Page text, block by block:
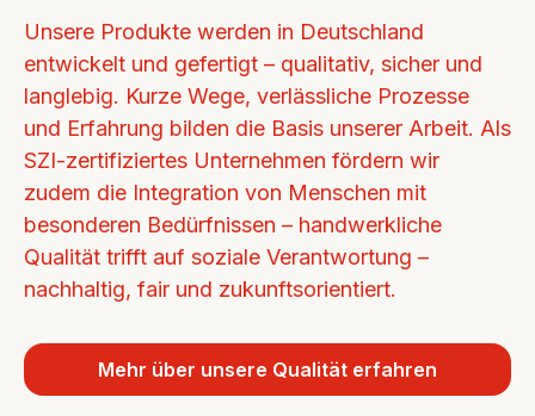
Unsere Produkte werden in Deutschland
entwickelt und gefertigt – qualitativ, sicher und
langlebig. Kurze Wege, verlässliche Prozesse
und Erfahrung bilden die Basis unserer Arbeit. Als
SZI-zertifiziertes Unternehmen fördern wir
zudem die Integration von Menschen mit
besonderen Bedürfnissen – handwerkliche
Qualität trifft auf soziale Verantwortung –
nachhaltig, fair und zukunftsorientiert.
Mehr über unsere Qualität erfahren